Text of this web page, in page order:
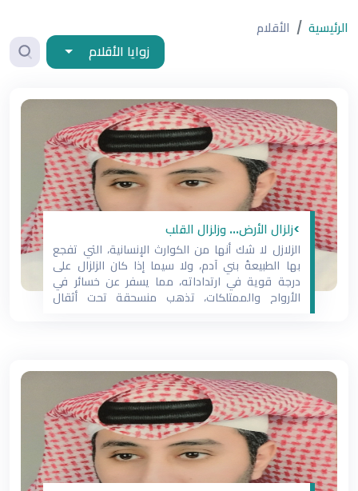
الرئيسية الأقلام
زوايا الأقلام
>زلزال الأرض... وزلزال القلب
الزلازل لا شك أنها من الكوارث الإنسانية، التي تفجع
بها الطبيعةُ بني آدم، ولا سيما إذا كان الزلزال على
درجة قوية في ارتداداته، مما يسفر عن خسائر في
الأرواح والممتلكات، تذهب منسحقة تحت أثقال